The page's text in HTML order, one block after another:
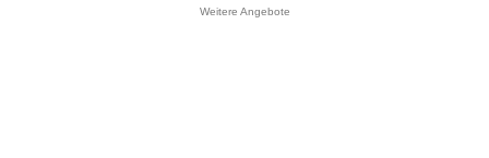
Weitere Angebote